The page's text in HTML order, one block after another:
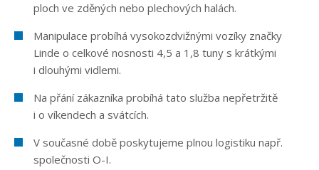
ploch ve zděných nebo plechových halách.
Manipulace probíhá vysokozdvižnými vozíky značky
Linde o celkové nosnosti 4,5 a 1,8 tuny s krátkými
i dlouhými vidlemi.
Na přání zákazníka probíhá tato služba nepřetržitě
i o víkendech a svátcích.
V současné době poskytujeme plnou logistiku např.
společnosti O-I.